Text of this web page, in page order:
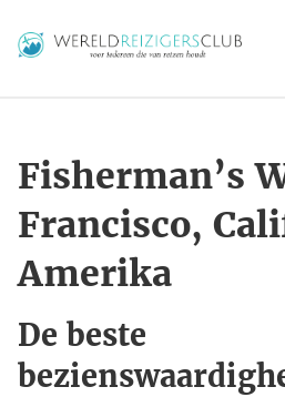
Fisherman’s
Francisco,
Amerika
De beste